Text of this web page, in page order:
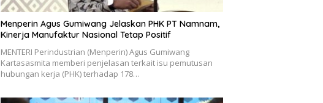
Menperin Agus Gumiwang Jelaskan PHK PT Namnam,
Kinerja Manufaktur Nasional Tetap Positif
MENTERI Perindustrian (Menperin) Agus Gumiwang
Kartasasmita memberi penjelasan terkait isu pemutusan
hubungan kerja (PHK) terhadap 178…